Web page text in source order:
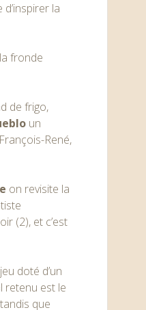
la
fronde
de frigo,
un
René,
on revisite la
(2), et c’est
doté d’un
retenu est le
que